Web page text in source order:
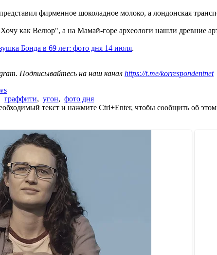
фирменное шоколадное молоко, а лондонская
как Велюр", а на Мамай-горе археологи нашли древние
Бонда в 69 лет: фото дня 14 июля.
Подписывайтесь на наш канал https://t.me/korrespondentnet
граффити, угон, фото дня
текст и нажмите Ctrl+Enter, чтобы сообщить об